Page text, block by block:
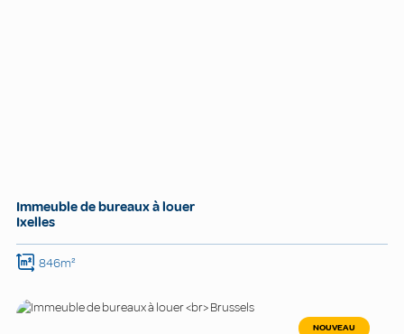
Immeuble de bureaux à louer
Ixelles
846m²
NOUVEAU